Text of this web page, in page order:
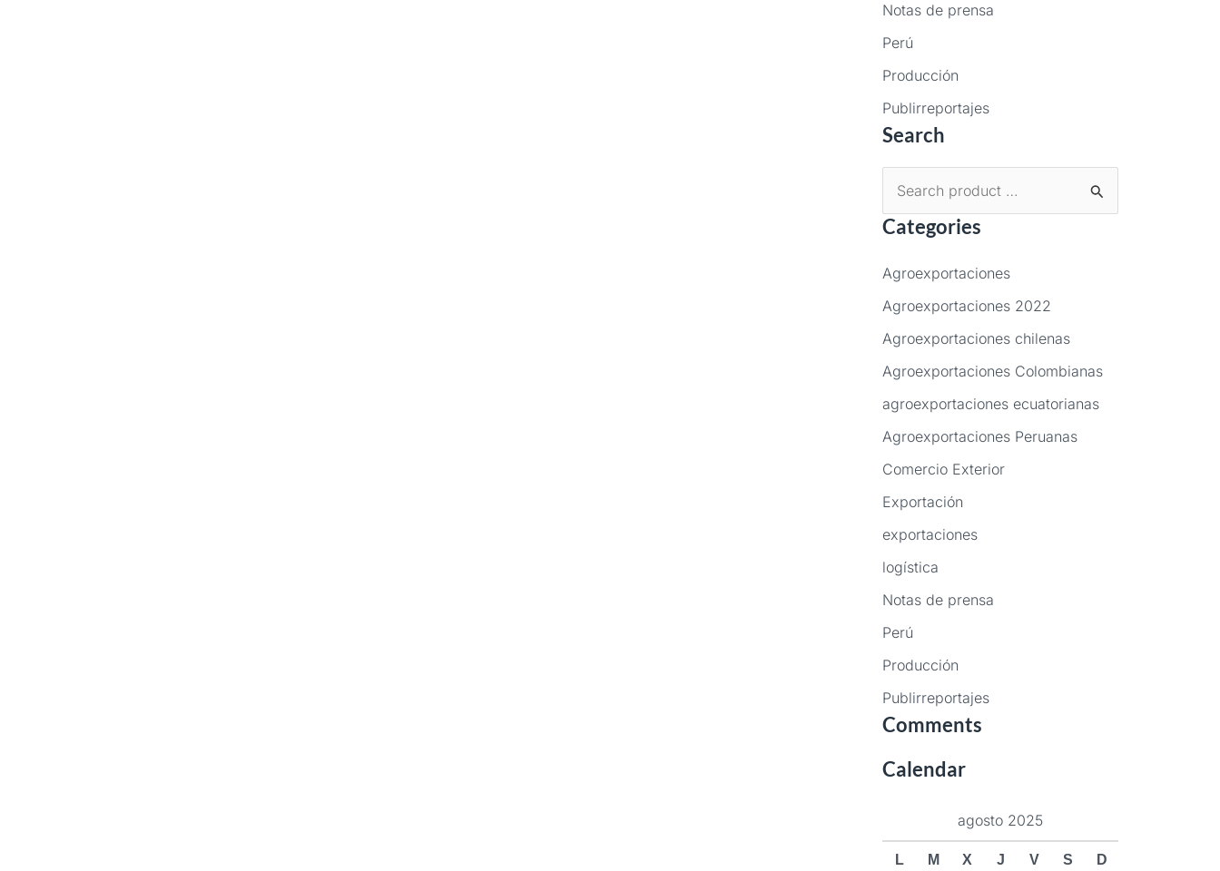
Notas de prensa
Perú
Producción
Publirreportajes
Search
u
c
a
r
p
o
r
Categories
Agroexportaciones
Agroexportaciones 2022
Agroexportaciones chilenas
Agroexportaciones Colombianas
agroexportaciones ecuatorianas
Agroexportaciones Peruanas
Comercio Exterior
Exportación
exportaciones
logística
Notas de prensa
Perú
Producción
Publirreportajes
Comments
Calendar
agosto 2025
L M X J V S D